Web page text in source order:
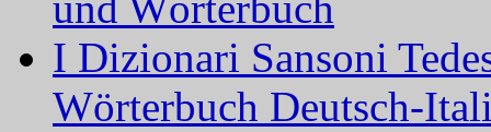
I Dizionari Sansoni
Wörterbuch Deutsch-